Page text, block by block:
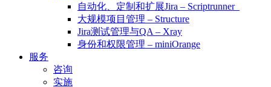
自动化、定制和扩展Jira – Scriptrunner
大规模项目管理 – Structure
Jira测试管理与QA – Xray
身份和权限管理 – miniOrange
服务
咨询
实施